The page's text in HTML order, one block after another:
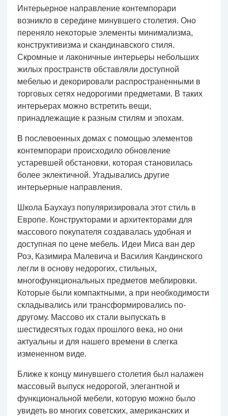
Интерьерное направление контемпорари
возникло в середине минувшего столетия. Оно
переняло некоторые элементы минимализма,
конструктивизма и скандинавского стиля.
Скромные и лаконичные интерьеры небольших
жилых пространств обставляли доступной
мебелью и декорировали распространенными в
торговых сетях недорогими предметами. В таких
интерьерах можно встретить вещи,
принадлежащие к разным стилям и эпохам.
В послевоенных домах с помощью элементов
контемпорари происходило обновление
устаревшей обстановки, которая становилась
более эклектичной. Угадывались другие
интерьерные направления.
Школа Баухауз популяризировала этот стиль в
Европе. Конструкторами и архитекторами для
массового покупателя создавалась удобная и
доступная по цене мебель. Идеи Миса ван дер
Роэ, Казимира Малевича и Василия Кандинского
легли в основу недорогих, стильных,
многофункциональных предметов меблировки.
Которые были компактными, а при необходимости
складывались или трансформировались по-
другому. Массово их стали выпускать в
шестидесятых годах прошлого века, но они
актуальны и для нашего времени в слегка
измененном виде.
Ближе к концу минувшего столетия был налажен
массовый выпуск недорогой, элегантной и
функциональной мебели, которую можно было
увидеть во многих советских, американских и